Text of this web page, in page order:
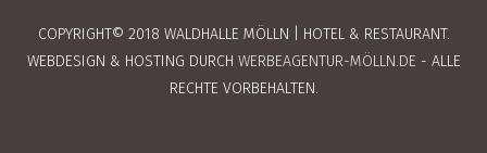
COPYRIGHT© 2018 WALDHALLE MÖLLN | HOTEL & RESTAURANT.
WEBDESIGN & HOSTING DURCH WERBEAGENTUR-MÖLLN.DE - ALLE
RECHTE VORBEHALTEN.